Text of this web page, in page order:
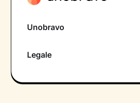
Unobravo
Psicologo in chat
Legale